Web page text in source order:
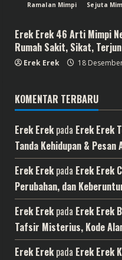
Ramalan Mimpi
Sejuta
Erek Erek 46 Arti Mimpi
Rumah Sakit, Sikat,
Erek Erek 18
KOMENTAR TERBARU
Erek Erekpada Erek Erek
Tanda Kehidupan & Pesan
Erek Erekpada Erek Erek
Perubahan, dan
Erek Erekpada Erek Erek
Tafsir Misterius, Kode
Erek Erekpada Erek Erek